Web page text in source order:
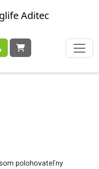
polohovateľny